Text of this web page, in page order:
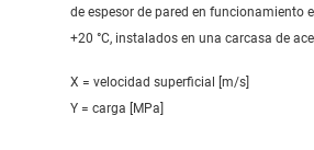
de espesor de pared en funcionamiento
+20 °C, instalados en una carcasa de
X = velocidad superficial [m/s]
Y = carga [MPa]